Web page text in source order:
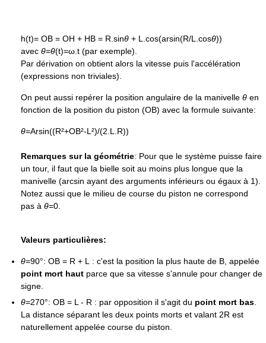
h(t)= OB = OH + HB = R.sinθ + L.cos(arsin(R/L.cosθ))
avec θ=θ(t)=ω.t (par exemple).
Par dérivation on obtient alors la vitesse puis l'accélération
(expressions non triviales).
On peut aussi repérer la position angulaire de la manivelle θ en
fonction de la position du piston (OB) avec la formule suivante:
θ=Arsin((R²+OB²-L²)/(2.L.R))
Remarques sur la géométrie: Pour que le système puisse faire
un tour, il faut que la bielle soit au moins plus longue que la
manivelle (arcsin ayant des arguments inférieurs ou égaux à 1).
Notez aussi que le milieu de course du piston ne correspond
pas à θ=0.
Valeurs particulières:
θ=90°: OB = R + L : c'est la position la plus haute de B, appelée
point mort haut parce que sa vitesse s'annule pour changer de
signe.
θ=270°: OB = L - R : par opposition il s'agit du point mort bas
La distance séparant les deux points morts et valant 2R est
naturellement appelée course du piston.